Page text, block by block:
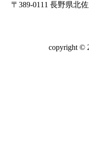
〒389-0111 長野県北
copyright ©